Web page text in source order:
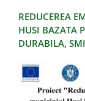
REDUCEREA
HUSI BAZATA
DURABILA,